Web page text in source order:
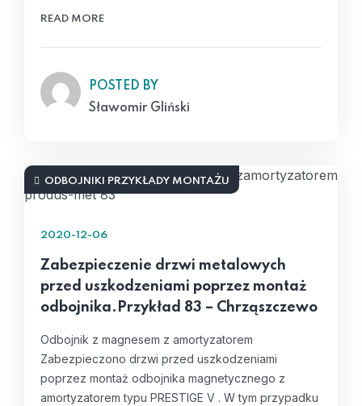
READ MORE
POSTED BY
Sławomir Gliński
ODBOJNIKI PRZYKŁADY MONTAŻU
2020-12-06
Zabezpieczenie drzwi metalowych
przed uszkodzeniami poprzez montaż
odbojnika.Przykład 83 – Chrząszczewo
Odbojnik z magnesem z amortyzatorem
Zabezpieczono drzwi przed uszkodzeniami
poprzez montaż odbojnika magnetycznego z
amortyzatorem typu PRESTIGE V . W tym przypadku